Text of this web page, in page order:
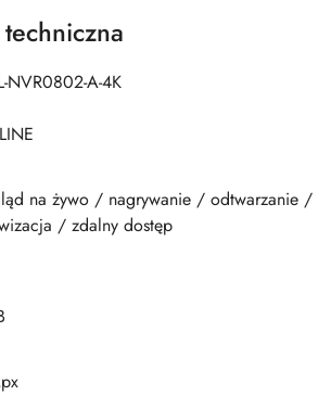
NVR0802-A-4K
na żywo / nagrywanie / odtwarzanie /
/ zdalny dostęp